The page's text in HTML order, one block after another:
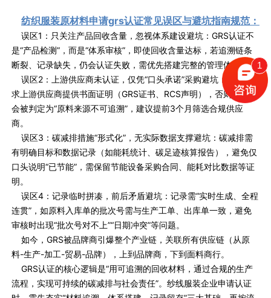
纺织服装原材料申请grs认证常见误区与避坑指南规范：
误区1：只关注产品回收含量，忽视体系建设避坑：GRS认证不
是“产品检测”，而是“体系审核”，即使回收含量达标，若追溯链条
断裂、记录缺失，仍会认证失败，需优先搭建完整的管理体系。
误区2：上游供应商未认证，仅凭“口头承诺”采购避坑：必须要
求上游供应商提供书面证明（GRS证书、RCS声明），否则审核时
会被判定为“原料来源不可追溯”，建议提前3个月筛选合规供应
商。
误区3：碳减排措施“形式化”，无实际数据支撑避坑：碳减排需
有明确目标和数据记录（如能耗统计、碳足迹核算报告），避免仅
口头说明“已节能”，需保留节能设备采购合同、能耗对比数据等证
明。
误区4：记录临时拼凑，前后矛盾避坑：记录需“实时生成、全程
连贯”，如原料入库单的批次号需与生产工单、出库单一致，避免
审核时出现“批次号对不上”“日期冲突”等问题。
如今，GRS被品牌商引爆整个产业链，关联所有供应链（从原
料-生产-加工-贸易-品牌），上到品牌商，下到面料商行。
GRS认证的核心逻辑是“用可追溯的回收材料，通过合规的生产
流程，实现可持续的碳减排与社会责任”。纱线服装企业申请认证
1